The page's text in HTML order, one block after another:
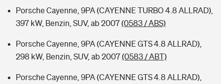
Porsche Cayenne, 9PA (CAYENNE TURBO 4.8 ALLRAD),
397 kW, Benzin, SUV, ab 2007(0583 / ABS)
Porsche Cayenne, 9PA (CAYENNE GTS 4.8 ALLRAD),
298 kW, Benzin, SUV, ab 2007(0583 / ABT)
Porsche Cayenne, 9PA (CAYENNE GTS 4.8 ALLRAD),